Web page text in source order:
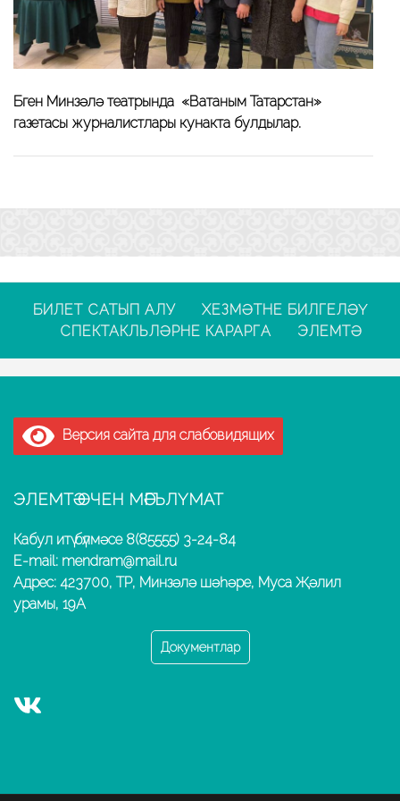
Бүген Минзәлә театрында «Ватаным Татарстан»
газетасы журналистлары кунакта булдылар.
БИЛЕТ САТЫП АЛУ
ХЕЗМӘТНЕ БИЛГЕЛӘҮ
СПЕКТАКЛЬЛӘРНЕ КАРАРГА
ЭЛЕМТӘ
Версия сайта для слабовидящих
ЭЛЕМТӘ ӨЧЕН МӘГЪЛҮМАТ
Кабул итү бүлмәсе 8(85555) 3-24-84
E-mail: mendram@mail.ru
Адрес: 423700, ТР, Минзәлә шәһәре, Муса Җәлил
урамы, 19А
Документлар